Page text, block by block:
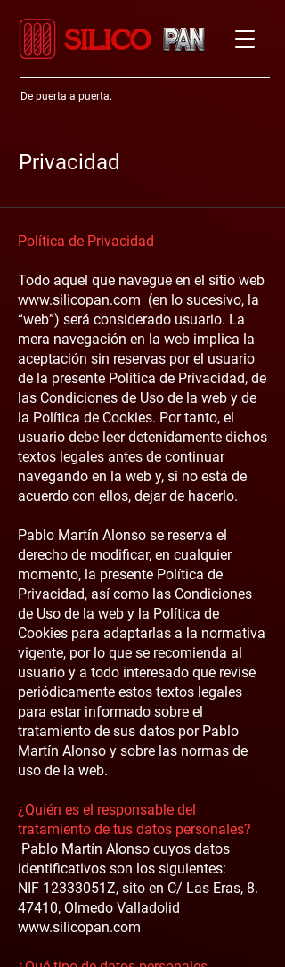
SILICO
De puerta a puerta.
Privacidad
Política de Privacidad
Todo aquel que navegue en el sitio web
www.silicopan.com (en lo sucesivo, la
“web”) será considerado usuario. La
mera navegación en la web implica la
aceptación sin reservas por el usuario
de la presente Política de Privacidad, de
las Condiciones de Uso de la web y de
la Política de Cookies. Por tanto, el
usuario debe leer detenidamente dichos
textos legales antes de continuar
navegando en la web y, si no está de
acuerdo con ellos, dejar de hacerlo.
Pablo Martín Alonso se reserva el
derecho de modificar, en cualquier
momento, la presente Política de
Privacidad, así como las Condiciones
de Uso de la web y la Política de
Cookies para adaptarlas a la normativa
vigente, por lo que se recomienda al
usuario y a todo interesado que revise
periódicamente estos textos legales
para estar informado sobre el
tratamiento de sus datos por Pablo
Martín Alonso y sobre las normas de
uso de la web.
¿Quién es el responsable del
tratamiento de tus datos personales?
Pablo Martín Alonso cuyos datos
identificativos son los siguientes:
NIF 12333051Z, sito en C/ Las Eras, 8.
47410, Olmedo Valladolid
www.silicopan.com